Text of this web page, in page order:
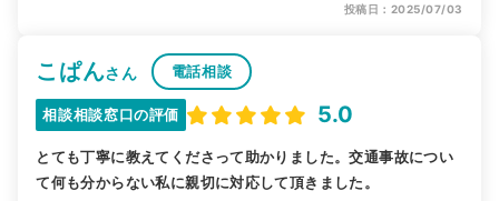
投稿日：2025/07/03
こぱんさん 電話相談
相談相談窓口の評価 5.0
とても丁寧に教えてくださって助かりました。交通事故につい
て何も分からない私に親切に対応して頂きました。